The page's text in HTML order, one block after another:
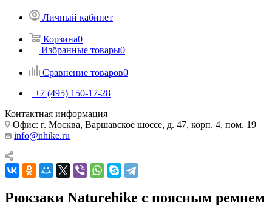
Личный кабинет
Корзина0
Избранные товары0
Сравнение товаров0
+7 (495) 150-17-28
Контактная информация
Офис: г. Москва, Варшавское шоссе, д. 47, корп. 4, пом. 19
info@nhike.ru
Рюкзаки Naturehike с поясным ремнем